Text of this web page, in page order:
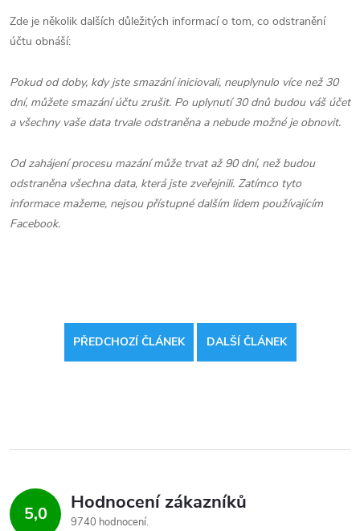
Zde je několik dalších důležitých informací o tom, co odstranění
účtu obnáší:
Pokud od doby, kdy jste smazání iniciovali, neuplynulo více než 30
dní, můžete smazání účtu zrušit. Po uplynutí 30 dnů budou váš účet
a všechny vaše data trvale odstraněna a nebude možné je obnovit.
Od zahájení procesu mazání může trvat až 90 dní, než budou
odstraněna všechna data, která jste zveřejnili. Zatímco tyto
informace mažeme, nejsou přístupné dalším lidem používajícím
Facebook.
PŘEDCHOZÍ ČLÁNEK DALŠÍ ČLÁNEK
5,0 Hodnocení zákazníků
9740 hodnocení